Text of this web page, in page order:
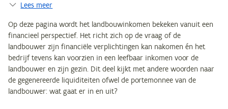
Lees meer
Op deze pagina wordt het landbouwinkomen bekeken vanuit een
financieel perspectief. Het richt zich op de vraag of de
landbouwer zijn financiële verplichtingen kan nakomen én het
bedrijf tevens kan voorzien in een leefbaar inkomen voor de
landbouwer en zijn gezin. Dit deel kijkt met andere woorden naar
de gegenereerde liquiditeiten ofwel de portemonnee van de
landbouwer: wat gaat er in en uit?